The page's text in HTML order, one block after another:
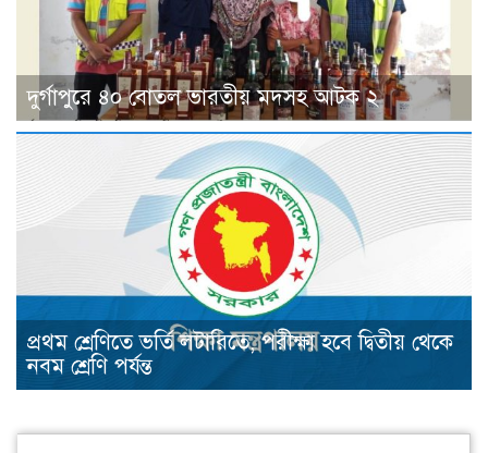
দুর্গাপুরে ৪০ বোতল ভারতীয় মদসহ আটক ২
প্রথম শ্রেণিতে ভর্তি লটারিতে, পরীক্ষা হবে দ্বিতীয় থেকে
নবম শ্রেণি পর্যন্ত